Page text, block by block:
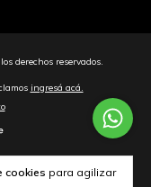
cookies para agilizar
derechos reservados.
ingresá acá.